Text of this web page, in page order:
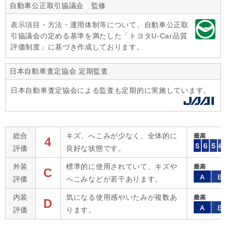
自動車公正取引協議会 監修
表示項目・方法・運用体制等について、自動車公正取
引協議会の定める基準を満たした「トヨタU-Car品質
評価制度」に基づき作成しております。
日本自動車査定協会 定期監査
日本自動車査定協会による監査も定期的に実施しています。
総合
評価
4
キズ、へこみが少なく、全体的に
良好な状態です。
外装
評価
C
標準的に使用されていて、キズや
へこみなどが若干あります。
内装
評価
D
気になる使用感やいたみが複数あ
ります。